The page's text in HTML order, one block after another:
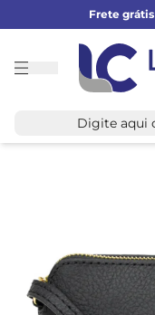
Frete grátis
Linha